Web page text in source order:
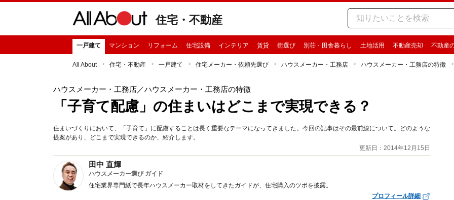
住宅・不動産
一戸建て マンション リフォーム 住宅設備 インテリア 賃貸 街選び 別荘・田舎暮らし 土地活用 不動産売却 不動産
All About 住宅・不動産 一戸建て 住宅メーカー・依頼先選び ハウスメーカー・工務店 ハウスメーカー・工務店の特徴
ハウスメーカー・工務店／ハウスメーカー・工務店の特徴
「子育て配慮」の住まいはどこまで実現できる？
住まいづくりにおいて、「子育て」に配慮することは長く重要なテーマになってきました。今回の記事はその最前線について。どのような
提案があり、どこまで実現できるのか、紹介します。
更新日：2014年12月15日
田中 直輝
ハウスメーカー選び ガイド
住宅業界専門紙で長年ハウスメーカー取材をしてきたガイドが、住宅購入のツボを披露。
プロフィール詳細